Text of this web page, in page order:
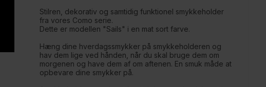
Stilren, dekorativ og samtidig funktionel smykkeholder
fra vores Como serie.
Dette er modellen "Sails" i en mat sort farve.
Hæng dine hverdagssmykker på smykkeholderen og
hav dem lige ved hånden, når du skal bruge dem om
morgenen og have dem af om aftenen. En smuk måde at
opbevare dine smykker på.